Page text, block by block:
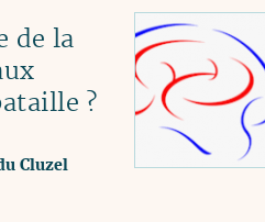
de la
?
Cluzel